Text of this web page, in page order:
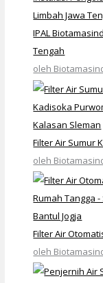
IPAL
Tengah
oleh
Filter Air Sumur
oleh
Filter Air
oleh